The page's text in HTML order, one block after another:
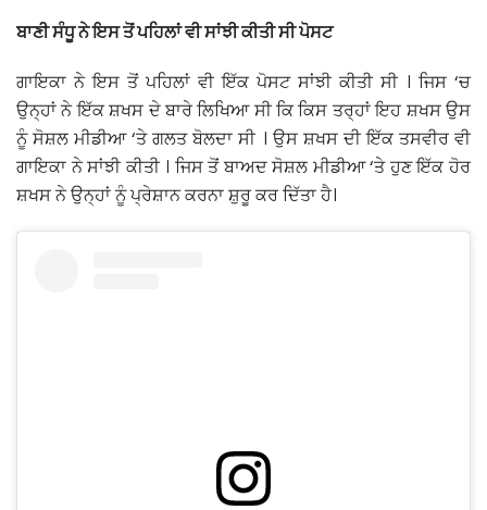
ਬਾਣੀ ਸੰਧੂ ਨੇ ਇਸ ਤੋਂ ਪਹਿਲਾਂ ਵੀ ਸਾਂਝੀ ਕੀਤੀ ਸੀ ਪੋਸਟ
ਗਾਇਕਾ ਨੇ ਇਸ ਤੋਂ ਪਹਿਲਾਂ ਵੀ ਇੱਕ ਪੋਸਟ ਸਾਂਝੀ ਕੀਤੀ ਸੀ । ਜਿਸ ‘ਚ
ਉਨ੍ਹਾਂ ਨੇ ਇੱਕ ਸ਼ਖਸ ਦੇ ਬਾਰੇ ਲਿਖਿਆ ਸੀ ਕਿ ਕਿਸ ਤਰ੍ਹਾਂ ਇਹ ਸ਼ਖਸ ਉਸ
ਨੂੰ ਸੋਸ਼ਲ ਮੀਡੀਆ ‘ਤੇ ਗਲਤ ਬੋਲਦਾ ਸੀ । ਉਸ ਸ਼ਖਸ ਦੀ ਇੱਕ ਤਸਵੀਰ ਵੀ
ਗਾਇਕਾ ਨੇ ਸਾਂਝੀ ਕੀਤੀ । ਜਿਸ ਤੋਂ ਬਾਅਦ ਸੋਸ਼ਲ ਮੀਡੀਆ ‘ਤੇ ਹੁਣ ਇੱਕ ਹੋਰ
ਸ਼ਖਸ ਨੇ ਉਨ੍ਹਾਂ ਨੂੰ ਪ੍ਰੇਸ਼ਾਨ ਕਰਨਾ ਸ਼ੁਰੂ ਕਰ ਦਿੱਤਾ ਹੈ।